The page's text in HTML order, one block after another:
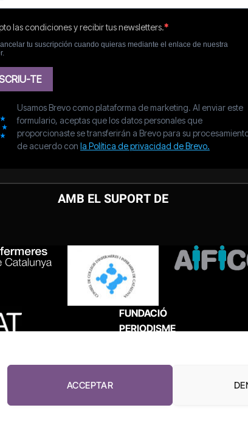
ACCEPTAR
AMB EL SUPORT DE
FUNDACIÓ
PERIODISME